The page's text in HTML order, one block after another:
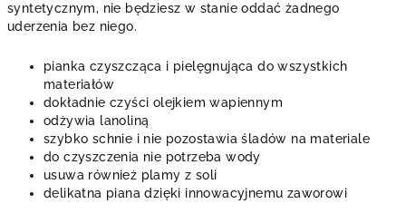
syntetycznym, nie będziesz w stanie oddać żadnego
uderzenia bez niego.
pianka czyszcząca i pielęgnująca do wszystkich
materiałów
dokładnie czyści olejkiem wapiennym
odżywia lanoliną
szybko schnie i nie pozostawia śladów na materiale
do czyszczenia nie potrzeba wody
usuwa również plamy z soli
delikatna piana dzięki innowacyjnemu zaworowi